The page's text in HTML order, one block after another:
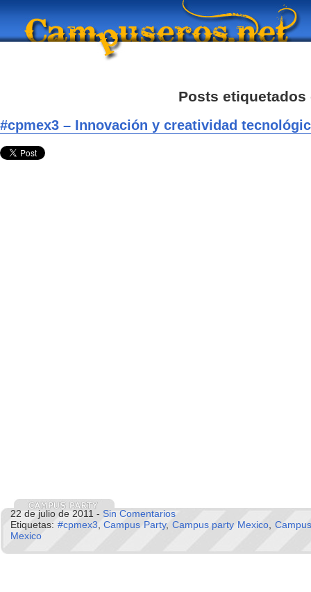
Posts etiquetados
#cpmex3 – Innovación y creatividad
22 de julio de 2011 - Sin Comentarios
Etiquetas: #cpmex3,Campus Party, Campus party Mexico,
Mexico